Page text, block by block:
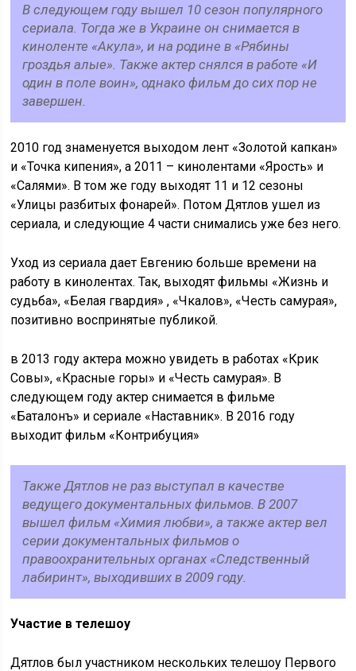
В следующем году вышел 10 сезон популярного
сериала. Тогда же в Украине он снимается в
киноленте «Акула», и на родине в «Рябины
гроздья алые». Также актер снялся в работе «И
один в поле воин», однако фильм до сих пор не
завершен.
2010 год знаменуется выходом лент «Золотой капкан»
и «Точка кипения», а 2011 – кинолентами «Ярость» и
«Салями». В том же году выходят 11 и 12 сезоны
«Улицы разбитых фонарей». Потом Дятлов ушел из
сериала, и следующие 4 части снимались уже без него.
Уход из сериала дает Евгению больше времени на
работу в кинолентах. Так, выходят фильмы «Жизнь и
судьба», «Белая гвардия» , «Чкалов», «Честь самурая»,
позитивно воспринятые публикой.
в 2013 году актера можно увидеть в работах «Крик
Совы», «Красные горы» и «Честь самурая». В
следующем году актер снимается в фильме
«Баталонъ» и сериале «Наставник». В 2016 году
выходит фильм «Контрибуция»
Также Дятлов не раз выступал в качестве
ведущего документальных фильмов. В 2007
вышел фильм «Химия любви», а также актер вел
серии документальных фильмов о
правоохранительных органах «Следственный
лабиринт», выходивших в 2009 году.
Участие в телешоу
Дятлов был участником нескольких телешоу Первого